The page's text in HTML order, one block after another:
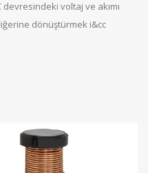
voltaj ve akımı
dönüştürmek i&cc